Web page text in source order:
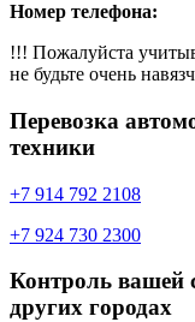
Номер телефона:
!!! Пожалуйста
не будьте очень
Перевозка
техники
+7 914 792 2108
+7 924 730 2300
Контроль вашей
других городах